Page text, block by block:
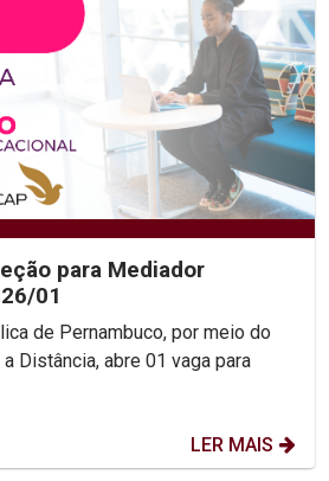
para Mediador
01
de Pernambuco, por meio do
Distância, abre 01 vaga para
LER MAIS